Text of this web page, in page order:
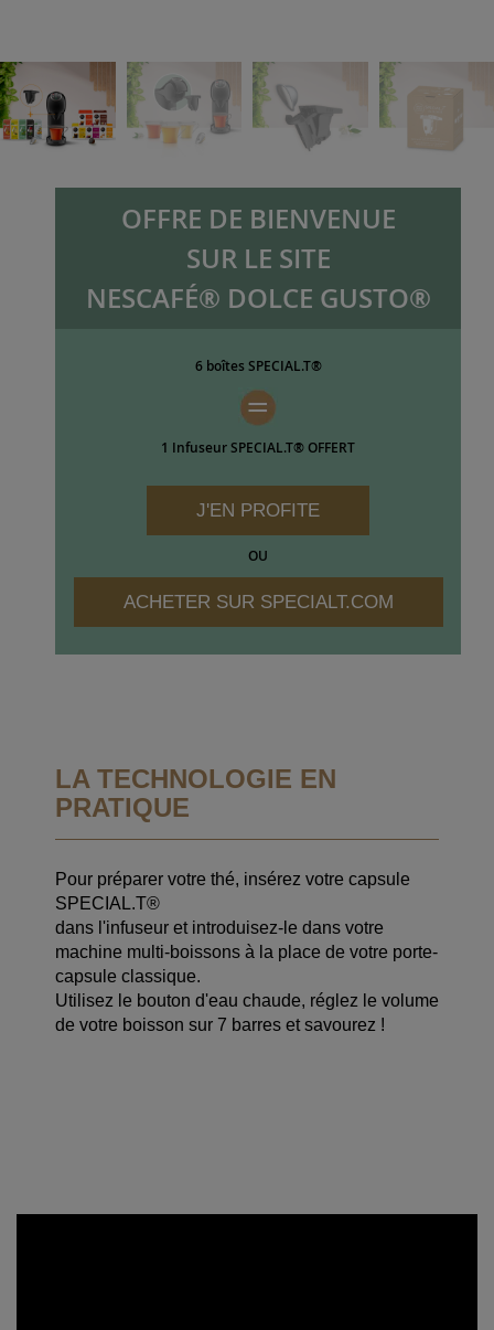
OFFRE DE BIENVENUE
SUR LE SITE
NESCAFÉ® DOLCE GUSTO®
6 boîtes SPECIAL.T®
1 Infuseur SPECIAL.T® OFFERT
J'EN PROFITE
OU
ACHETER SUR SPECIALT.COM
LA TECHNOLOGIE EN
PRATIQUE
Pour préparer votre thé, insérez votre capsule
SPECIAL.T®
dans l'infuseur et introduisez-le dans votre
machine multi-boissons à la place de votre porte-
capsule classique.
Utilisez le bouton d'eau chaude, réglez le volume
de votre boisson sur 7 barres et savourez !